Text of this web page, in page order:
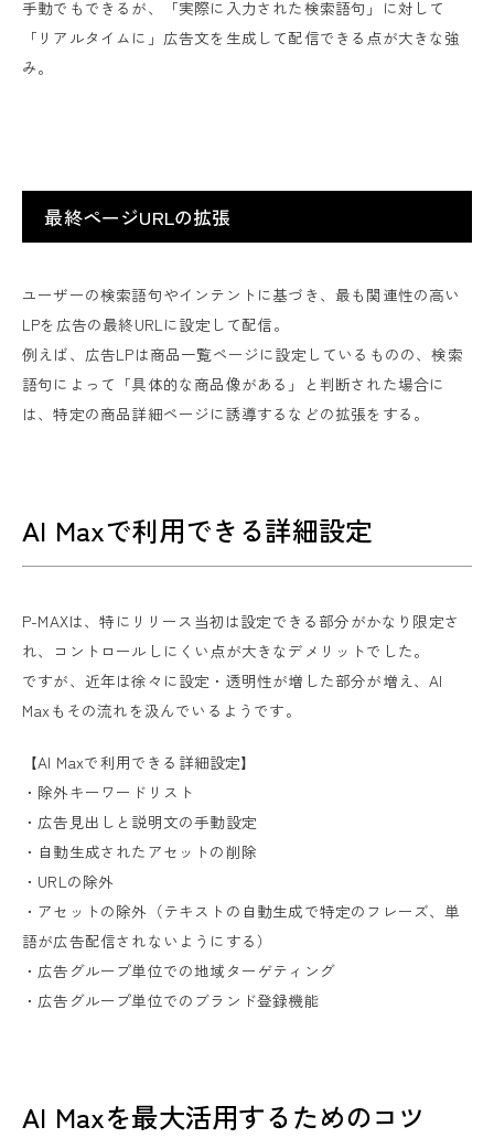
手動でもできるが、「実際に入力された検索語句」に対して
「リアルタイムに」広告文を生成して配信できる点が大きな強
み。
最終ページURLの拡張
ユーザーの検索語句やインテントに基づき、最も関連性の高い
LPを広告の最終URLに設定して配信。
例えば、広告LPは商品一覧ページに設定しているものの、検索
語句によって「具体的な商品像がある」と判断された場合に
は、特定の商品詳細ページに誘導するなどの拡張をする。
AI Maxで利用できる詳細設定
P-MAXは、特にリリース当初は設定できる部分がかなり限定さ
れ、コントロールしにくい点が大きなデメリットでした。
ですが、近年は徐々に設定・透明性が増した部分が増え、AI
Maxもその流れを汲んでいるようです。
【AI Maxで利用できる詳細設定】
・除外キーワードリスト
・広告見出しと説明文の手動設定
・自動生成されたアセットの削除
・URLの除外
・アセットの除外（テキストの自動生成で特定のフレーズ、単
語が広告配信されないようにする）
・広告グループ単位での地域ターゲティング
・広告グループ単位でのブランド登録機能
AI Maxを最大活用するためのコツ